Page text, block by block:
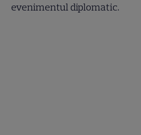
evenimentul diplomatic.